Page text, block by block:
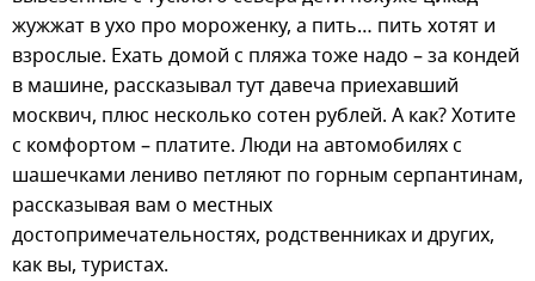
жужжат в ухо про мороженку, а пить… пить хотят и
взрослые. Ехать домой с пляжа тоже надо – за кондей
в машине, рассказывал тут давеча приехавший
москвич, плюс несколько сотен рублей. А как? Хотите
с комфортом – платите. Люди на автомобилях с
шашечками лениво петляют по горным серпантинам,
рассказывая вам о местных
достопримечательностях, родственниках и других,
как вы, туристах.